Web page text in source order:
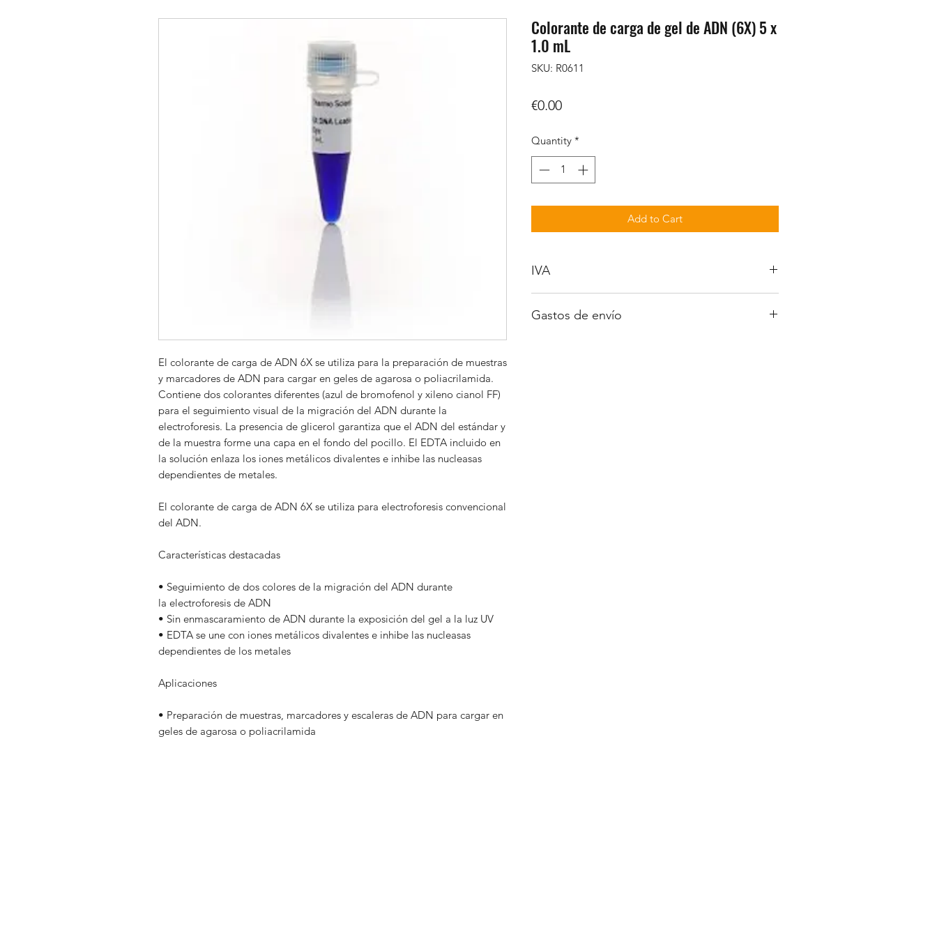
El colorante de carga de ADN 6X se utiliza para la preparación de muestras
y marcadores de ADN para cargar en geles de agarosa o poliacrilamida.
Contiene dos colorantes diferentes (azul de bromofenol y xileno cianol FF)
para el seguimiento visual de la migración del ADN durante la
electroforesis. La presencia de glicerol garantiza que el ADN del estándar y
de la muestra forme una capa en el fondo del pocillo. El EDTA incluido en
la solución enlaza los iones metálicos divalentes e inhibe las nucleasas
dependientes de metales.
El colorante de carga de ADN 6X se utiliza para electroforesis convencional
del ADN.
Características destacadas
• Seguimiento de dos colores de la migración del ADN durante
la electroforesis de ADN
• Sin enmascaramiento de ADN durante la exposición del gel a la luz UV
• EDTA se une con iones metálicos divalentes e inhibe las nucleasas
dependientes de los metales
Aplicaciones
• Preparación de muestras, marcadores y escaleras de ADN para cargar en
geles de agarosa o poliacrilamida
Colorante de carga de gel de ADN (6X) 5 x
1.0 mL
SKU: R0611
€0.00Price
Quantity *
Add to Cart
IVA
Gastos de envío